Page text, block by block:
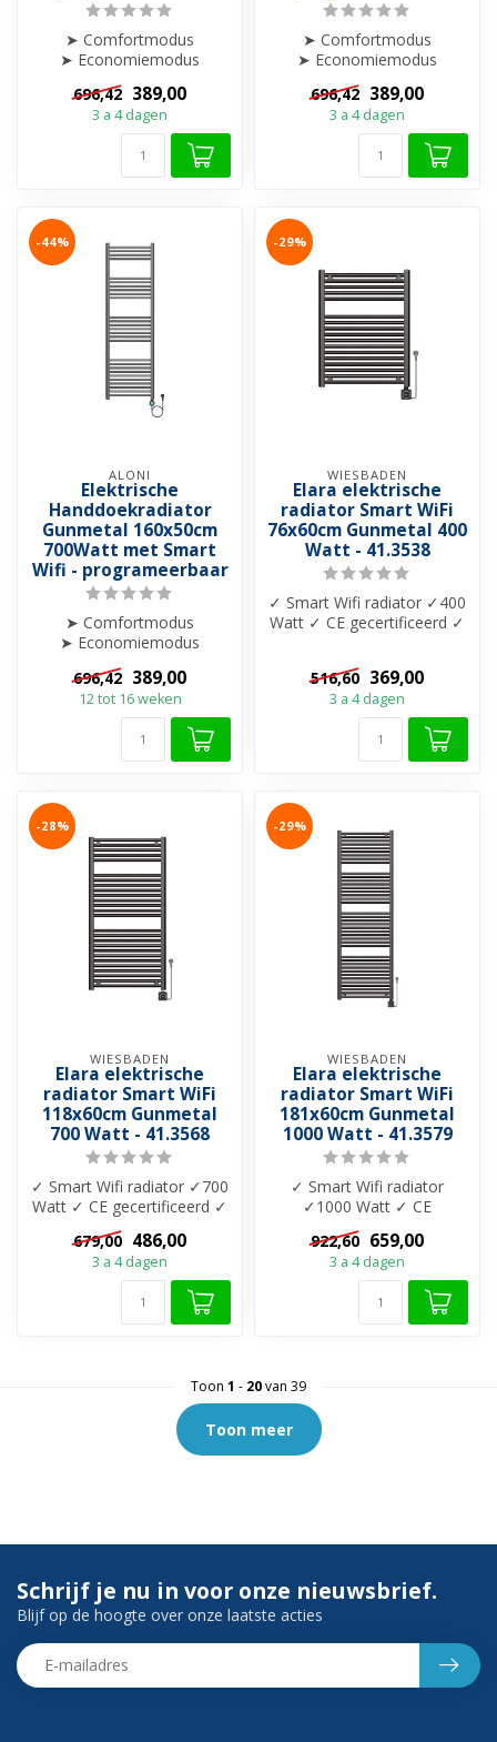
➤ Comfortmodus
➤ Economiemodus
➤ Boostfunctie
➤ Open-raamdet...
696,42 389,00
3 a 4 dagen
➤ Comfortmodus
➤ Economiemodus
➤ Boostfunctie
➤ Open-raamdet...
696,42 389,00
3 a 4 dagen
-44%
ALONI
Elektrische
Handdoekradiator
Gunmetal 160x50cm
700Watt met Smart
Wifi - programeerbaar
➤ Comfortmodus
➤ Economiemodus
➤ Weekprogramma
➤ Boostfunctie
➤ Open-raamdet...
696,42 389,00
12 tot 16 weken
-29%
WIESBADEN
Elara elektrische
radiator Smart WiFi
76x60cm Gunmetal 400
Watt - 41.3538
✓ Smart Wifi radiator ✓400
Watt ✓ CE gecertificeerd ✓
516,60 369,00
3 a 4 dagen
-28%
WIESBADEN
Elara elektrische
radiator Smart WiFi
118x60cm Gunmetal
700 Watt - 41.3568
✓ Smart Wifi radiator ✓700
Watt ✓ CE gecertificeerd ✓
Materiaal: Staal ✓Digital...
679,00 486,00
3 a 4 dagen
-29%
WIESBADEN
Elara elektrische
radiator Smart WiFi
181x60cm Gunmetal
1000 Watt - 41.3579
✓ Smart Wifi radiator
✓1000 Watt ✓ CE
gecertificeerd ✓ Materiaal:
Staal ✓Digita...
922,60 659,00
3 a 4 dagen
Toon 1 - 20van 39
Toon meer
Schrijf je nu in voor onze nieuwsbrief.
Blijf op de hoogte over onze laatste acties